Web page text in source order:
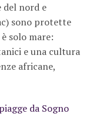
del nord e
sono protette
solo mare:
e una cultura
africane,
da Sogno